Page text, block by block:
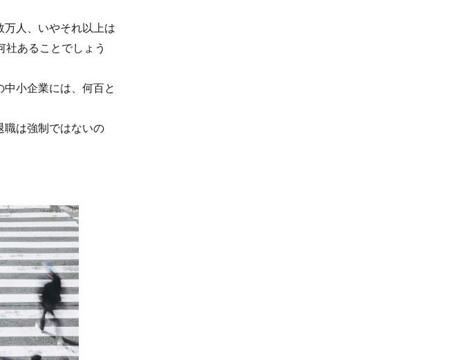
万人、いやそれ以上は
あることでしょう
小企業には、何百と
職は強制ではないの